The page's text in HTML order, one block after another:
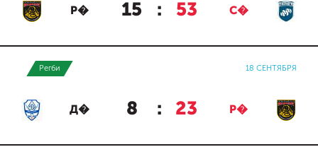
Р� 15 : 53 С�
Регби 18 СЕНТЯБРЯ
Д� 8 : 23 Р�